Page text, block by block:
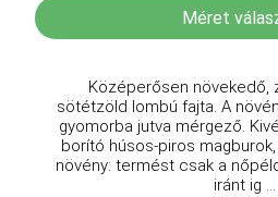
Méret
Középerősen növekedő,
sötétzöld lombú fajta. A
gyomorba jutva mérgező.
borító húsos-piros
növény: termést csak a
iránt ig ...